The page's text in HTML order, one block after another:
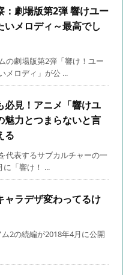
：劇場版第2弾 響けユー
いメロディ～最高でし
の劇場版第2弾「響け！ユー
ロディ」が公 ...
必見！アニメ「響けユ
魅力とつまらないと言
る
代表するサブカルチャーの一
に「響け！ ...
ラデザ変わってるけ
2の続編が2018年4月に公開